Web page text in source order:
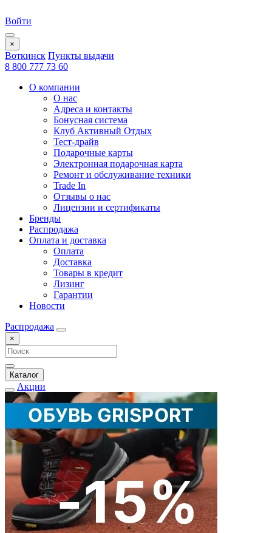
Войти
×
Воткинск Пункты выдачи
8 800 777 73 60
О компании
О нас
Адреса и контакты
Бонусная система
Клуб Активный Отдых
Тест-драйв
Подарочные карты
Электронная подарочная карта
Ремонт и обслуживание техники
Trade In
Отзывы о нас
Лицензии и сертификаты
Бренды
Распродажа
Оплата и доставка
Оплата
Доставка
Товары в кредит
Лизинг
Гарантии
Новости
Распродажа
×
Каталог
Акции